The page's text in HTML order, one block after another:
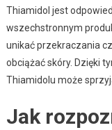
Thiamidol jest
wszechstronnym
unikać przekraczania
obciążać skóry. Dzięki
Thiamidolu może
Jak